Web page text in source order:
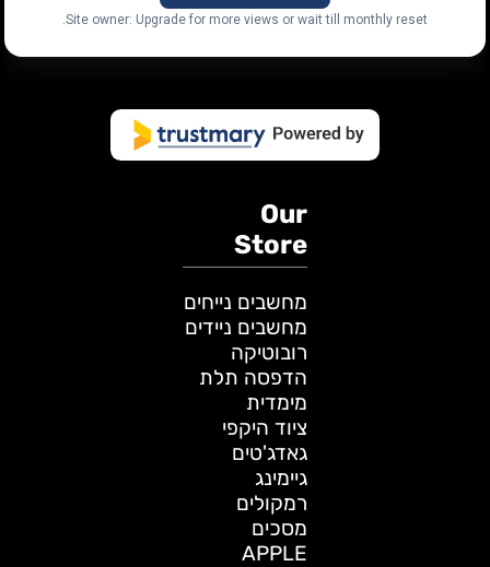
Site owner: Upgrade for more views or wait till monthly reset.
Our
Store
מחשבים נייחים
מחשבים ניידים
רובוטיקה
הדפסה תלת
מימדית
ציוד היקפי
גאדג'טים
גיימינג
רמקולים
מסכים
APPLE